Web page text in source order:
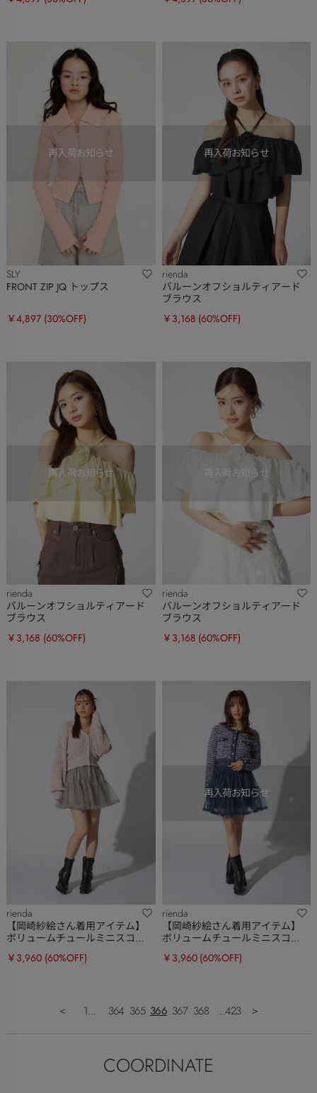
SLY
FRONT ZIP JQ トップス
￥4,897 (30%OFF)
rienda
バルーンオフショルティアード
ブラウス
￥3,168 (60%OFF)
rienda
バルーンオフショルティアード
ブラウス
￥3,168 (60%OFF)
rienda
バルーンオフショルティアード
ブラウス
￥3,168 (60%OFF)
rienda
【岡崎紗絵さん着用アイテム】
ボリュームチュールミニスコー
トショートパンツ
￥3,960 (60%OFF)
rienda
【岡崎紗絵さん着用アイテム】
ボリュームチュールミニスコー
トショートパンツ
￥3,960 (60%OFF)
＜ 1... 364 365 366 367 368 ...423 ＞
COORDINATE